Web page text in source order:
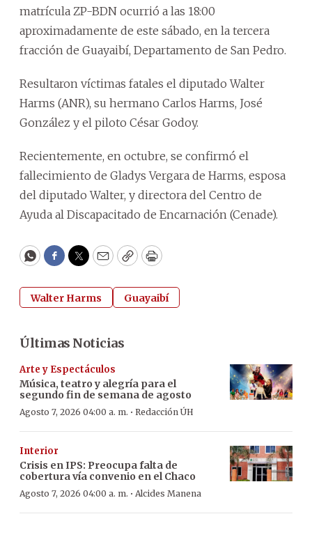
matrícula ZP-BDN ocurrió a las 18:00
aproximadamente de este sábado, en la tercera
fracción de Guayaibí, Departamento de San Pedro.
Resultaron víctimas fatales el diputado Walter
Harms (ANR), su hermano Carlos Harms, José
González y el piloto César Godoy.
Recientemente, en octubre, se confirmó el
fallecimiento de Gladys Vergara de Harms, esposa
del diputado Walter, y directora del Centro de
Ayuda al Discapacitado de Encarnación (Cenade).
WhatsApp
Facebook
Twitter
EmailCopyPrint
Walter Harms Guayaibí
Últimas Noticias
Arte y Espectáculos
Música, teatro y alegría para el
segundo fin de semana de agosto
Agosto 7, 2026 04:00 a. m. · Redacción ÚH
Interior
Crisis en IPS: Preocupa falta de
cobertura vía convenio en el Chaco
Agosto 7, 2026 04:00 a. m. · Alcides Manena